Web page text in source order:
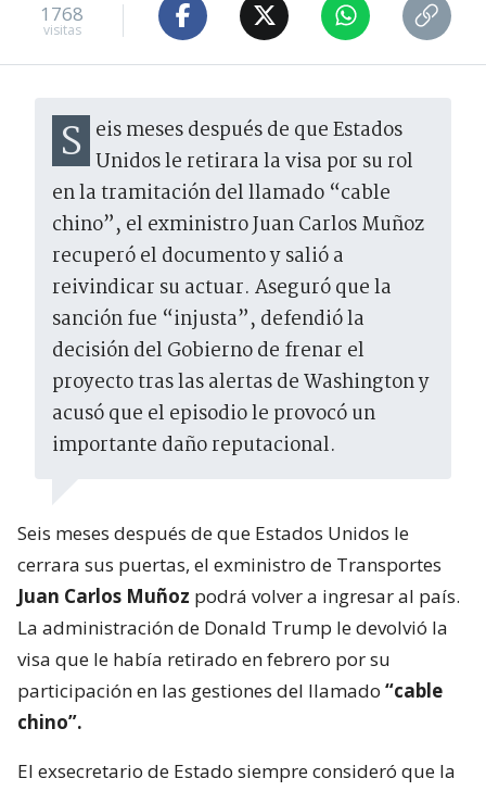
1768
visitas
Seis meses después de que Estados Unidos le retirara la visa por su rol
en la tramitación del llamado “cable
chino”, el exministro Juan Carlos Muñoz
recuperó el documento y salió a
reivindicar su actuar. Aseguró que la
sanción fue “injusta”, defendió la
decisión del Gobierno de frenar el
proyecto tras las alertas de Washington y
acusó que el episodio le provocó un
importante daño reputacional.
Seis meses después de que Estados Unidos le
cerrara sus puertas, el exministro de Transportes
Juan Carlos Muñoz podrá volver a ingresar al país.
La administración de Donald Trump le devolvió la
visa que le había retirado en febrero por su
participación en las gestiones del llamado “cable
chino”.
El exsecretario de Estado siempre consideró que la